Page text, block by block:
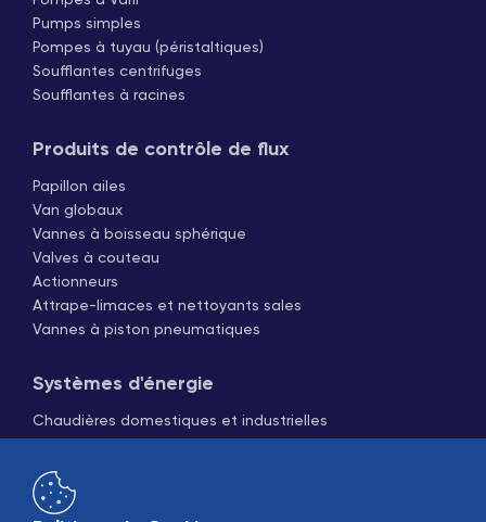
Pumps simples
Pompes à tuyau (péristaltiques)
Soufflantes centrifuges
Soufflantes à racines
Produits de contrôle de flux
Papillon ailes
Van globaux
Vannes à boisseau sphérique
Valves à couteau
Actionneurs
Attrape-limaces et nettoyants sales
Vannes à piston pneumatiques
Systèmes d'énergie
Chaudières domestiques et industrielles
Groupes de refroidissement
Tours de refroidissement